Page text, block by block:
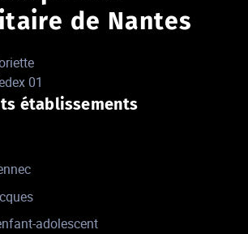
de Nantes
01
établissements
adolescent